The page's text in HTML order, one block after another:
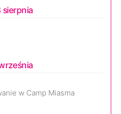
sierpnia
w Camp Miasma